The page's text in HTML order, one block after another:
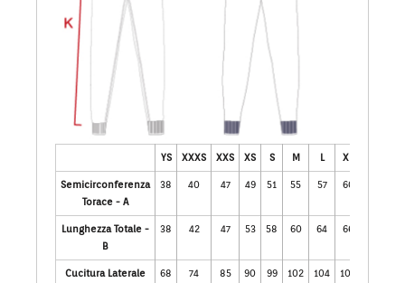
YS XXXS XXS XS S M L XL
Semicirconferenza
Torace - A
38 40 47 49 51 55 57 60
Lunghezza Totale -
B
38 42 47 53 58 60 64 66
Cucitura Laterale
68 74 85 90 99 102 104 106